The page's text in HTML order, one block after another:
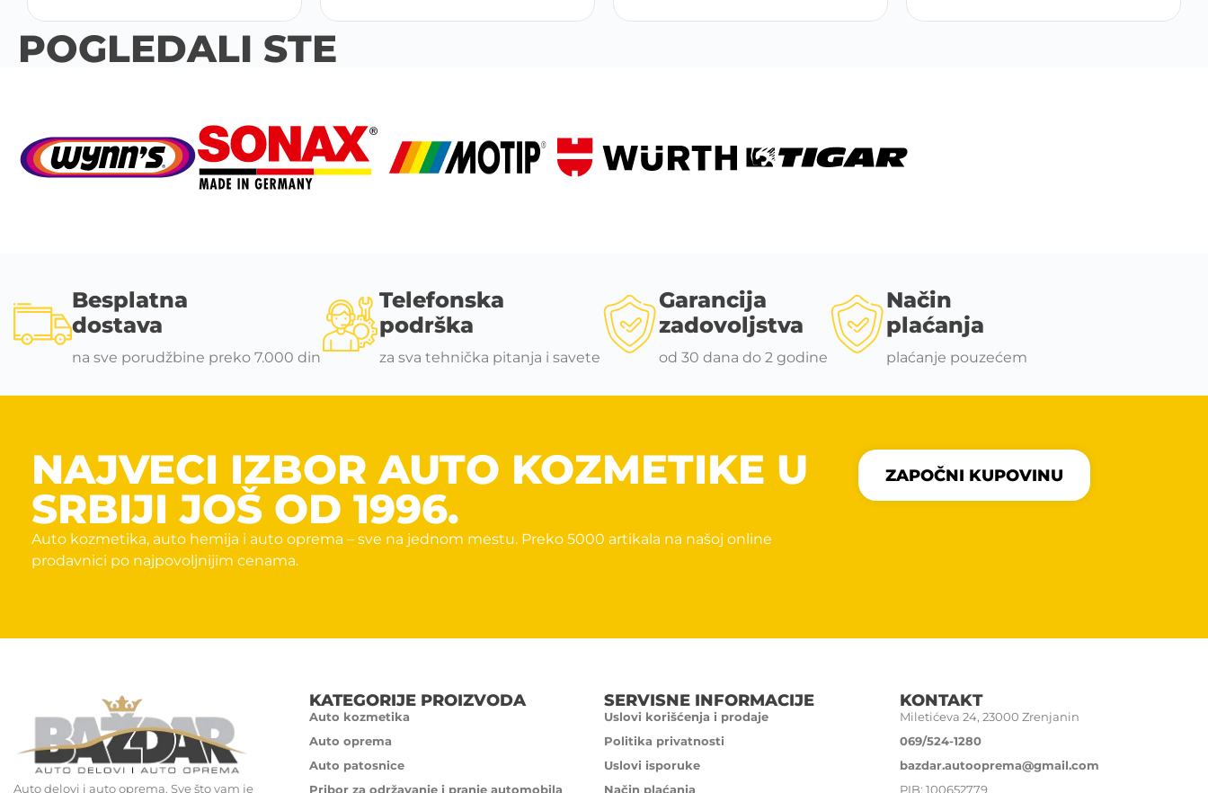
POGLEDALI STE
Besplatna
dostava
na sve porudžbine preko 7.000 din
Telefonska
podrška
za sva tehnička pitanja i savete
Garancija
zadovoljstva
od 30 dana do 2 godine
Način
plaćanja
plaćanje pouzećem
NAJVECI IZBOR AUTO KOZMETIKE U
SRBIJI JOŠ OD 1996.
Auto kozmetika, auto hemija i auto oprema – sve na jednom mestu. Preko 5000 artikala na našoj online
prodavnici po najpovoljnijim cenama.
ZAPOČNI KUPOVINU
Auto delovi i auto oprema. Sve što vam je
KATEGORIJE PROIZVODA
Auto kozmetika
Auto oprema
Auto patosnice
Pribor za održavanje i pranje automobila
SERVISNE INFORMACIJE
Uslovi korišćenja i prodaje
Politika privatnosti
Uslovi isporuke
Način plaćanja
KONTAKT
Miletićeva 24, 23000 Zrenjanin
069/524-1280
bazdar.autooprema@gmail.com
PIB: 100652779